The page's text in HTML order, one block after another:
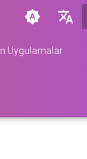
English
Español
Uygulamalar